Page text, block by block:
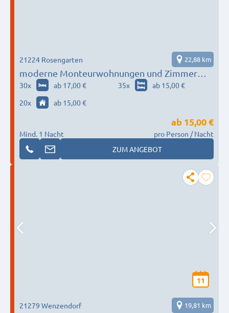
moderne Monteurwohnungen und Zimmer
rund um Hamburg
21224 Rosengarten 22,88 km
30x ab 17,00 € 35x
ab 15,00 €
20x ab 15,00 €
Mind. 1 Nacht
ab 15,00 €
pro Person / Nacht
ZUM ANGEBOT
11
21279 Wenzendorf 19,81 km